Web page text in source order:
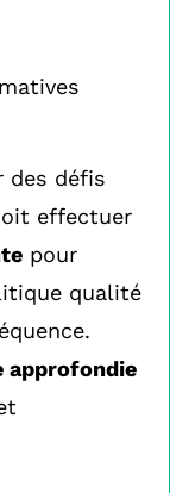
des défis
effectuer
pour
qualité
approfondie